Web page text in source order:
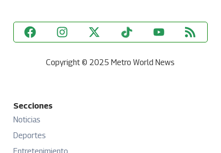
Copyright © 2025 Metro World News
Secciones
Noticias
Deportes